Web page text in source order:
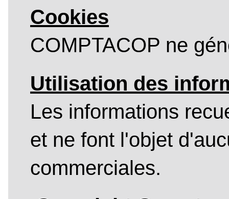
Cookies
COMPTACOP ne
Utilisation des
Les informations
et ne font l'objet
commerciales.